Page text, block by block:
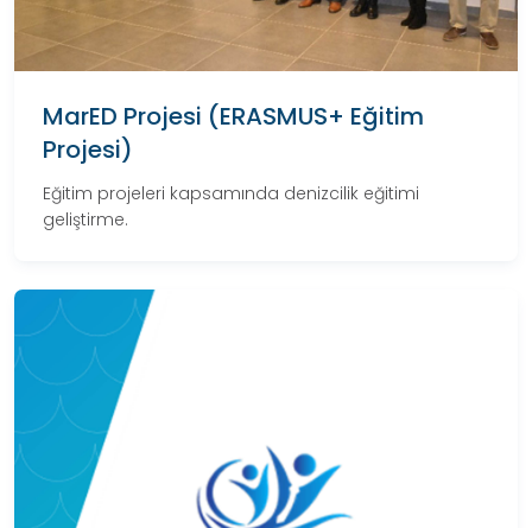
MarED Projesi (ERASMUS+ Eğitim
Projesi)
Eğitim projeleri kapsamında denizcilik eğitimi
geliştirme.